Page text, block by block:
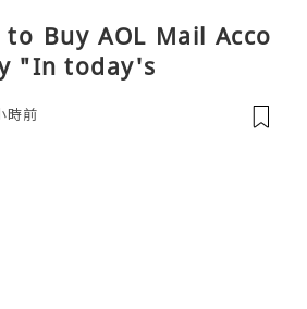
Buy AOL Mail Acco
"In today's
時前